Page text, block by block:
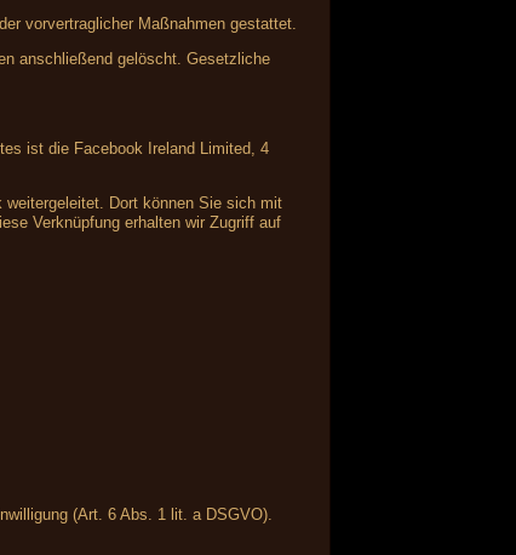
vorvertraglicher Maßnahmen gestattet.
anschließend gelöscht. Gesetzliche
ist die Facebook Ireland Limited, 4
Dort können Sie sich mit
Verknüpfung erhalten wir Zugriff auf
(Art. 6 Abs. 1 lit. a DSGVO).